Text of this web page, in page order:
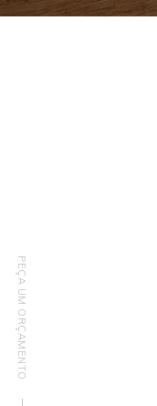
PEÇA UM ORÇAMENTO